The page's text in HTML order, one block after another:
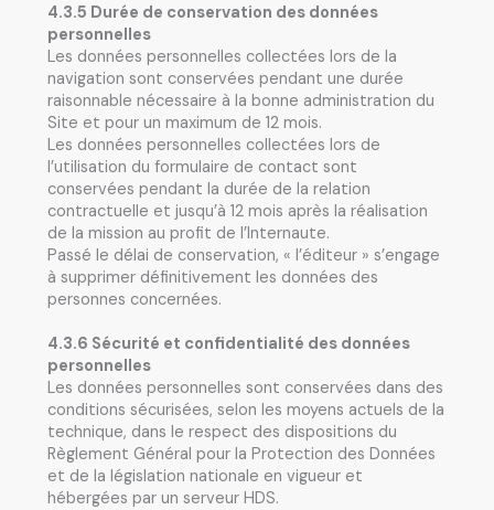
4.3.5 Durée de conservation des données
personnelles
Les données personnelles collectées lors de la
navigation sont conservées pendant une durée
raisonnable nécessaire à la bonne administration du
Site et pour un maximum de 12 mois.
Les données personnelles collectées lors de
l’utilisation du formulaire de contact sont
conservées pendant la durée de la relation
contractuelle et jusqu’à 12 mois après la réalisation
de la mission au profit de l’Internaute.
Passé le délai de conservation, « l’éditeur » s’engage
à supprimer définitivement les données des
personnes concernées.
4.3.6 Sécurité et confidentialité des données
personnelles
Les données personnelles sont conservées dans des
conditions sécurisées, selon les moyens actuels de la
technique, dans le respect des dispositions du
Règlement Général pour la Protection des Données
et de la législation nationale en vigueur et
hébergées par un serveur HDS.